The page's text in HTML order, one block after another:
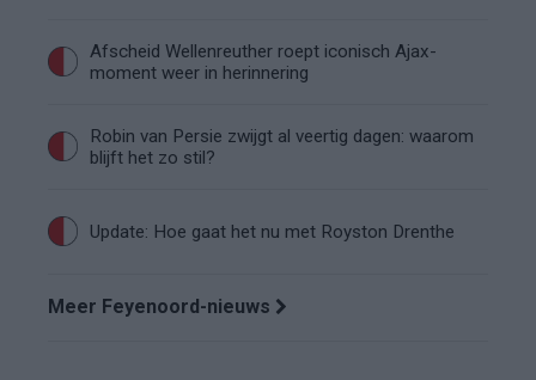
Afscheid Wellenreuther roept iconisch Ajax-
moment weer in herinnering
Robin van Persie zwijgt al veertig dagen: waarom
blijft het zo stil?
Update: Hoe gaat het nu met Royston Drenthe
Meer Feyenoord-nieuws